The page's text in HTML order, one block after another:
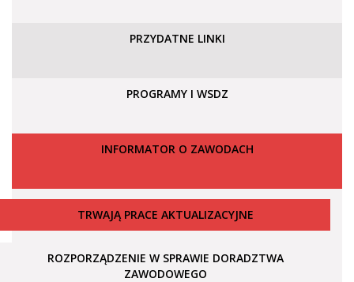
PRZYDATNE LINKI
PROGRAMY I WSDZ
INFORMATOR O ZAWODACH
TRWAJĄ PRACE AKTUALIZACYJNE
ROZPORZĄDZENIE W SPRAWIE DORADZTWA
ZAWODOWEGO